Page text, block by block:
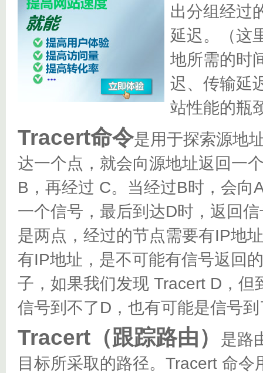
出分组经过
延迟。（这
地所需的时
迟、传输延
站性能的瓶
Tracert命令是用于探索源地
达一个点，就会向源地址返回一
B，再经过 C。当经过B时，会
一个信号，最后到达D时，返回
是两点，经过的节点需要有IP地
有IP地址，是不可能有信号返回
子，如果我们发现 Tracert D，
信号到不了D，也有可能是信号
Tracert（跟踪路由）
是路
目标所采取的路径。Tracert 命